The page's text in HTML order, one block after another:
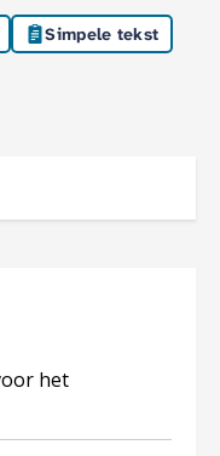
Simpele tekst